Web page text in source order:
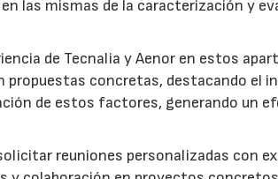
las mismas de la caracterización y
de Tecnalia y Aenor en estos
concretas, destacando el
de estos factores, generando un
reuniones personalizadas con